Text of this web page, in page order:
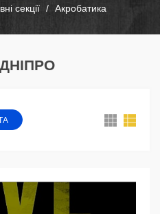
секції Акробатика